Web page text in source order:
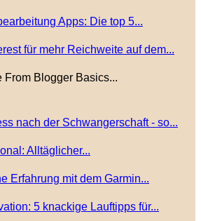
Apps: Die top 5...
für mehr Reichweite auf dem...
From Blogger Basics...
nach der Schwangerschaft - so...
Alltäglicher...
Erfahrung mit dem Garmin...
5 knackige Lauftipps für...